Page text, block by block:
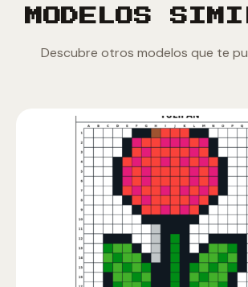
MODELOS
Descubre otros modelos que te